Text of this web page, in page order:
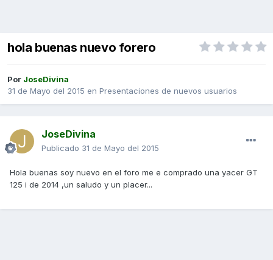
hola buenas nuevo forero
Por JoseDivina
31 de Mayo del 2015 en Presentaciones de nuevos usuarios
JoseDivina
Publicado 31 de Mayo del 2015
Hola buenas soy nuevo en el foro me e comprado una yacer GT
125 i de 2014 ,un saludo y un placer...